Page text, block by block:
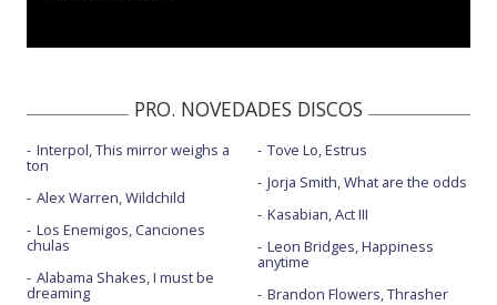
PRO. NOVEDADES DISCOS
Interpol, This mirror weighs a
ton
Alex Warren, Wildchild
Los Enemigos, Canciones
chulas
Alabama Shakes, I must be
dreaming
Tove Lo, Estrus
Jorja Smith, What are the odds
Kasabian, Act III
Leon Bridges, Happiness
anytime
Brandon Flowers, Thrasher